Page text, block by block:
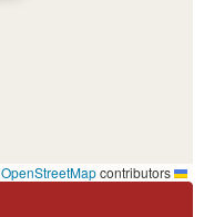
OpenStreetMapcontributors